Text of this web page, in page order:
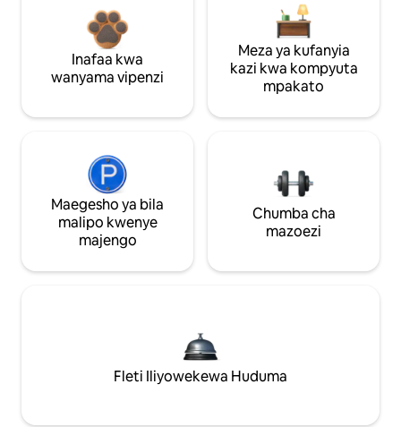
Inafaa kwa
wanyama vipenzi
Meza ya kufanyia
kazi kwa kompyuta
mpakato
Maegesho ya bila
malipo kwenye
majengo
Chumba cha
mazoezi
Fleti Iliyowekewa Huduma